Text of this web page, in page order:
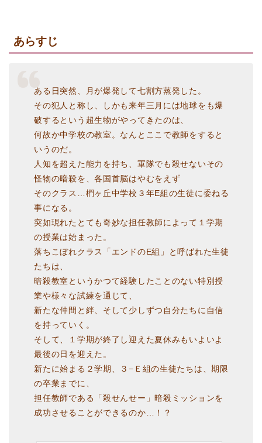
あらすじ
ある日突然、月が爆発して七割方蒸発した。
その犯人と称し、しかも来年三月には地球をも爆
破するという超生物がやってきたのは、
何故か中学校の教室。なんとここで教師をすると
いうのだ。
人知を超えた能力を持ち、軍隊でも殺せないその
怪物の暗殺を、各国首脳はやむをえず
そのクラス…椚ヶ丘中学校３年E組の生徒に委ねる
事になる。
突如現れたとても奇妙な担任教師によって１学期
の授業は始まった。
落ちこぼれクラス「エンドのE組」と呼ばれた生徒
たちは、
暗殺教室というかつて経験したことのない特別授
業や様々な試練を通じて、
新たな仲間と絆、そして少しずつ自分たちに自信
を持っていく。
そして、１学期が終了し迎えた夏休みもいよいよ
最後の日を迎えた。
新たに始まる２学期、３−Ｅ組の生徒たちは、期限
の卒業までに、
担任教師である「殺せんせー」暗殺ミッションを
成功させることができるのか…！？